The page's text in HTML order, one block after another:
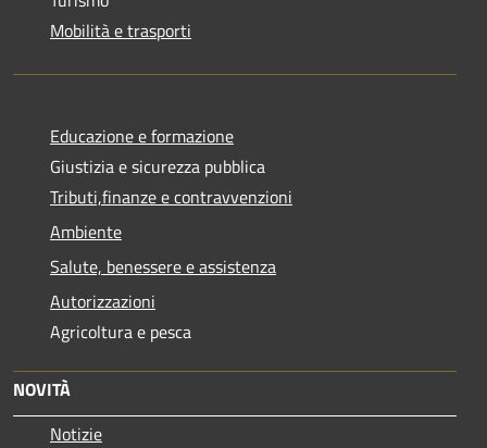
Mobilità e trasporti
Educazione e formazione
Giustizia e sicurezza pubblica
Tributi,finanze e contravvenzioni
Ambiente
Salute, benessere e assistenza
Autorizzazioni
Agricoltura e pesca
NOVITÀ
Notizie